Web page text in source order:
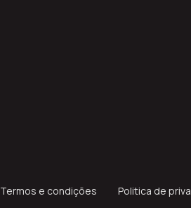
Termos e condições Politica de